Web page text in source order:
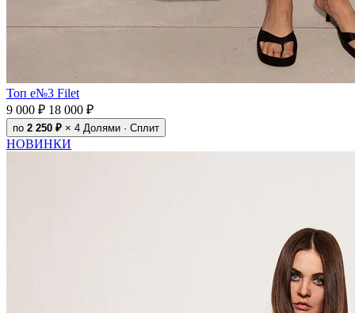
Топ e№3 Filet
9 000 ₽ 18 000 ₽
по 2 250 ₽ × 4 Долями · Сплит
НОВИНКИ